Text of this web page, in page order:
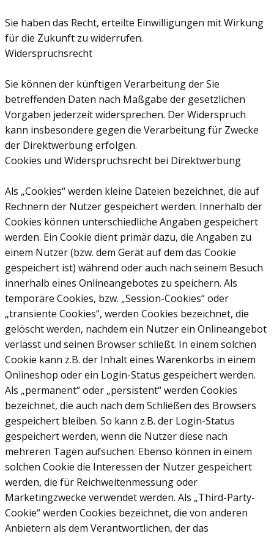
Sie haben das Recht, erteilte Einwilligungen mit Wirkung
für die Zukunft zu widerrufen.
Widerspruchsrecht
Sie können der künftigen Verarbeitung der Sie
betreffenden Daten nach Maßgabe der gesetzlichen
Vorgaben jederzeit widersprechen. Der Widerspruch
kann insbesondere gegen die Verarbeitung für Zwecke
der Direktwerbung erfolgen.
Cookies und Widerspruchsrecht bei Direktwerbung
Als „Cookies“ werden kleine Dateien bezeichnet, die auf
Rechnern der Nutzer gespeichert werden. Innerhalb der
Cookies können unterschiedliche Angaben gespeichert
werden. Ein Cookie dient primär dazu, die Angaben zu
einem Nutzer (bzw. dem Gerät auf dem das Cookie
gespeichert ist) während oder auch nach seinem Besuch
innerhalb eines Onlineangebotes zu speichern. Als
temporäre Cookies, bzw. „Session-Cookies“ oder
„transiente Cookies“, werden Cookies bezeichnet, die
gelöscht werden, nachdem ein Nutzer ein Onlineangebot
verlässt und seinen Browser schließt. In einem solchen
Cookie kann z.B. der Inhalt eines Warenkorbs in einem
Onlineshop oder ein Login-Status gespeichert werden.
Als „permanent“ oder „persistent“ werden Cookies
bezeichnet, die auch nach dem Schließen des Browsers
gespeichert bleiben. So kann z.B. der Login-Status
gespeichert werden, wenn die Nutzer diese nach
mehreren Tagen aufsuchen. Ebenso können in einem
solchen Cookie die Interessen der Nutzer gespeichert
werden, die für Reichweitenmessung oder
Marketingzwecke verwendet werden. Als „Third-Party-
Cookie“ werden Cookies bezeichnet, die von anderen
Anbietern als dem Verantwortlichen, der das